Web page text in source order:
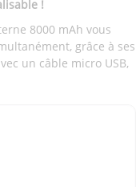
!
8000 mAh vous
grâce à ses
un câble micro USB,